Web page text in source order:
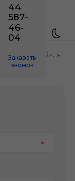
44
587-
46-
04
Заказать
звонок
автомобиля